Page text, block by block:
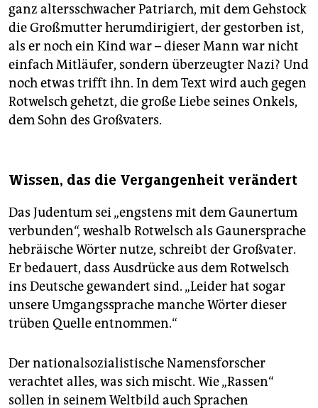
ganz altersschwacher Patriarch, mit dem Gehstock
die Großmutter herumdirigiert, der gestorben ist,
als er noch ein Kind war – dieser Mann war nicht
einfach Mitläufer, sondern überzeugter Nazi? Und
noch etwas trifft ihn. In dem Text wird auch gegen
Rotwelsch gehetzt, die große Liebe seines Onkels,
dem Sohn des Großvaters.
Wissen, das die Vergangenheit verändert
Das Judentum sei „engstens mit dem Gaunertum
verbunden“, weshalb Rotwelsch als Gaunersprache
hebräische Wörter nutze, schreibt der Großvater.
Er bedauert, dass Ausdrücke aus dem Rotwelsch
ins Deutsche gewandert sind. „Leider hat sogar
unsere Umgangssprache manche Wörter dieser
trüben Quelle entnommen.“
Der nationalsozialistische Namensforscher
verachtet alles, was sich mischt. Wie „Rassen“
sollen in seinem Weltbild auch Sprachen